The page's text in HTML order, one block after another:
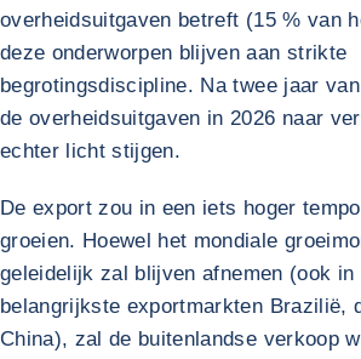
overheidsuitgaven betreft (15 % van
deze onderworpen blijven aan strikte
begrotingsdiscipline. Na twee jaar
de overheidsuitgaven in 2026 naar
echter licht stijgen.
De export zou in een iets hoger
groeien. Hoewel het mondiale
geleidelijk zal blijven afnemen (ook in
belangrijkste exportmarkten Brazilië,
China), zal de buitenlandse verkoop